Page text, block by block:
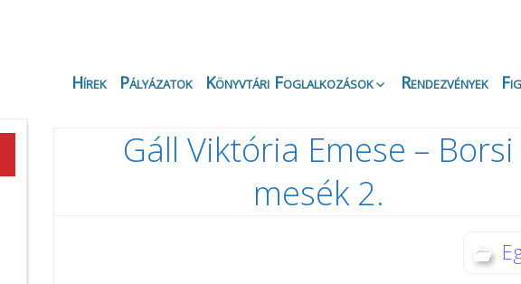
Hírek Pályázatok
Könyvtári Foglalkozások
Fiókkönyvtár
Belvárosi Fiókkönyvtár
Csipkefa
Gyermekkönyvtár
Rendezvények
Gáll Viktória Emese – Borsi
mesék 2.